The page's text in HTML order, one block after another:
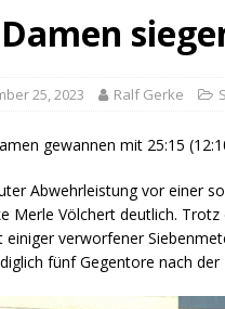
SPIELBERICHT MÄNNER
[ September 15, 2025 ]
SPIELBERICHT MÄNNER
[ Juni 10, 2025 ]
[ Oktober 13, 2025 ] 1.
MÄNNER
Damen
25, 2023 Ralf Gerke
gewannen mit 25:15
Abwehrleistung vor einer
Merle Völchert deutlich.
einiger verworfener
fünf Gegentore nach